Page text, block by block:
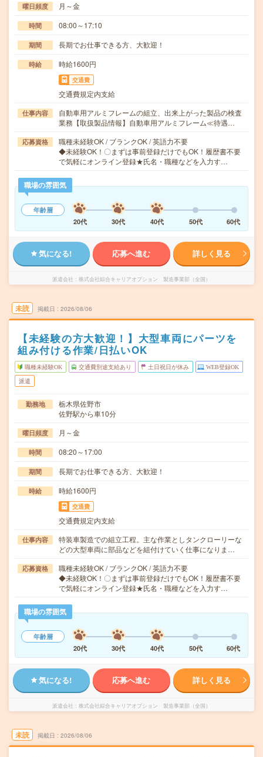
曜日頻度 月～金
時間 08:00～17:10
期間 長期でお仕事できる方、大歓迎！
時給 時給1600円
交通費
交通費規定内支給
仕事内容
自動車用アルミフレームの組立、出来上がった製品の検査
業務【取扱製品情報】自動車用アルミフレーム≪待遇…
応募資格
職種未経験OK / ブランクOK / 英語力不要
◆未経験OK！〇まずは事前登録だけでもOK！履歴書不要
で気軽にオンライン登録★氏名・職種などを入力す…
職場の雰囲気
年齢層
20代
30代 40代 50代 60代
気になる! 応募へ進む 詳しく見る
派遣会社 株式会社綜合キャリアオプション 製造事業部（全国）
未読 掲載日 2026/08/06
【未経験の方大歓迎！】大型車両にパーツを
組み付ける作業/日払いOK
職種未経験OK 交通費別途支給あり 土日祝日が休み WEB登録OK
派遣
勤務地
栃木県佐野市
佐野駅から車10分
曜日頻度 月～金
時間 08:20～17:00
期間 長期でお仕事できる方、大歓迎！
時給 時給1600円
交通費
交通費規定内支給
仕事内容
特装車製造での組立工程。主な作業としタンクローリーな
どの大型車両に部品などを組付けていく仕事になりま…
応募資格
職種未経験OK / ブランクOK / 英語力不要
◆未経験OK！〇まずは事前登録だけでもOK！履歴書不要
で気軽にオンライン登録★氏名・職種などを入力す…
職場の雰囲気
年齢層
20代
30代 40代 50代 60代
気になる! 応募へ進む 詳しく見る
派遣会社 株式会社綜合キャリアオプション 製造事業部（全国）
未読 掲載日 2026/08/06